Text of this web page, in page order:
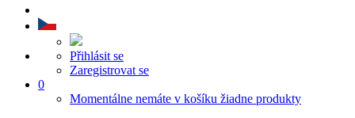
Přihlásit se
Zaregistrovat se
0
Momentálne nemáte v košíku žiadne produkty